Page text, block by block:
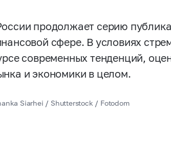
продолжает серию
сфере. В условиях
современных тенденций,
и экономики в целом.
Siarhei / Shutterstock / Fotodom